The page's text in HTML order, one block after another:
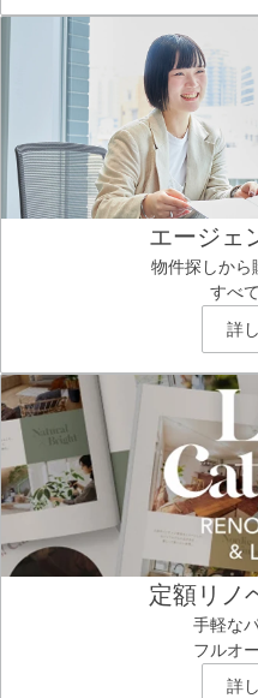
エージェ
物件探しから
すべ
詳
定額リノ
手軽な
フルオ
詳